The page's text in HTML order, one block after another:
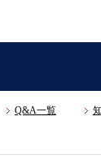
Q&A一覧